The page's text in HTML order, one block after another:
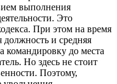
выполнения
Это
При этом на время
должность и средняя
командировку до места
Но здесь не стоит
Поэтому,